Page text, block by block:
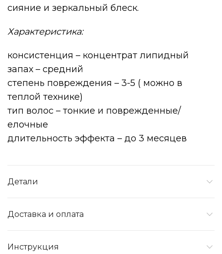
сияние и зеркальный блеск.
Характеристика:
консистенция – концентрат липидный
запах – средний
степень повреждения – 3-5 ( можно в
теплой технике)
тип волос – тонкие и поврежденные/
елочные
длительность эффекта – до 3 месяцев
Детали
Доставка и оплата
Инструкция